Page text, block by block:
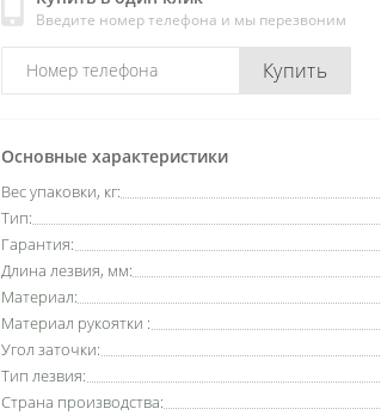
Введите номер телефона и мы перезвоним
Купить
Основные характеристики
Вес упаковки, кг:
Тип:
Гарантия:
Длина лезвия, мм:
Материал:
Материал рукоятки :
Угол заточки:
Тип лезвия:
Страна производства: